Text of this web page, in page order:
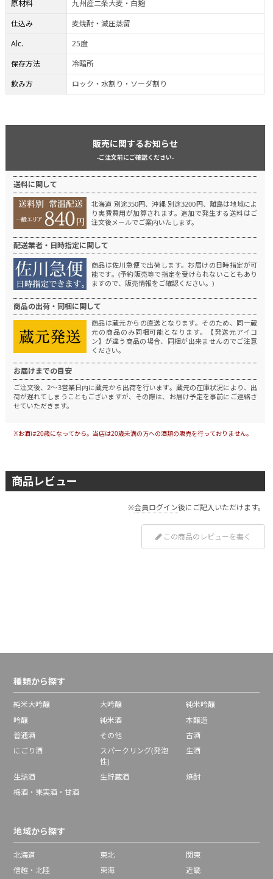
原材料
九州産二条大麦・白麹
仕込み
麦焼酎・減圧蒸留
Alc.
25度
保存方法
冷暗所
飲み方
ロック・水割り・ソーダ割り
販売に関するお知らせ
-ご注文前にご確認ください-
送料に関して
北海道 別途350円、沖縄 別途3200円、離島は地域によ
り実費費用が加算されます。 追加で発生する送料はご
注文後メールでご案内いたします。
配送業者・日時指定に関して
商品は佐川急便で出荷します。 お届けの日時指定が可
能です。(予約販売等で指定を受けられないこともあり
ますので、販売情報をご確認ください。)
商品の出荷・同梱に関して
商品は蔵元からの直送となります。 そのため、同一蔵
元の商品のみ同梱可能となります。
【発送元アイコ
ン】が違う商品の場合、同梱が出来ませんのでご注意
ください。
お届けまでの目安
ご注文後、2～3営業日内に蔵元から出荷を行います。 蔵元の在庫状況により、出
荷が遅れてしまうこともございますが、その際は、お届け予定を事前にご連絡さ
せていただきます。
※お酒は20歳になってから。当店は20歳未満の方への酒類の販売を行っておりません。
商品レビュー
※会員ログイン後にご記入いただけます。
この商品のレビューを書く
種類から探す
純米大吟醸 大吟醸
純米吟醸
吟醸
純米酒
本醸造
普通酒
その他
古酒
にごり酒
スパークリング(発泡
性)
生酒
生詰酒 生貯蔵酒
焼酎
梅酒・果実酒・甘酒
地域から探す
北海道 東北
関東
信越・北陸
東海
近畿